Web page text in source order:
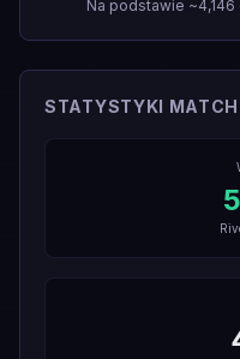
Na podstawie
STATYSTYKI